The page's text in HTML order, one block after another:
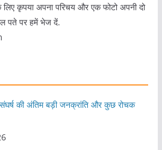
कृपया अपना परिचय और एक फोटो अपनी दो
पते पर हमें भेज दें.
की अंतिम बड़ी जनक्रांति और कुछ रोचक